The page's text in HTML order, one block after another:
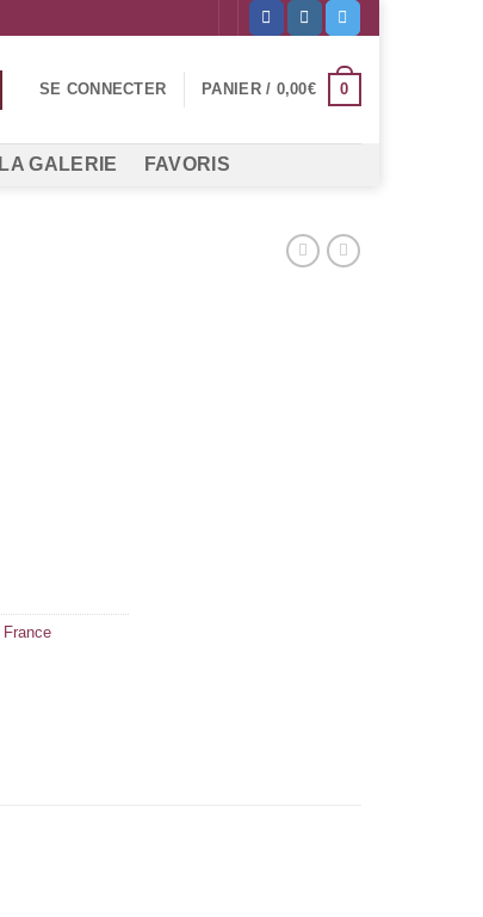
SE CONNECTER PANIER / 0,00€ 0
LA GALERIE FAVORIS
France